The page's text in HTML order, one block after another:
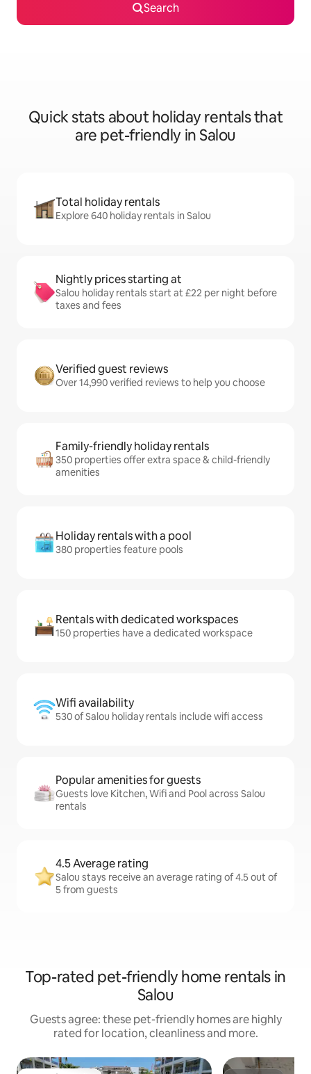
Search
Quick stats about holiday rentals that
are pet-friendly in Salou
Total holiday rentals
Explore 640 holiday rentals in Salou
Nightly prices starting at
Salou holiday rentals start at £22 per night before
taxes and fees
Verified guest reviews
Over 14,990 verified reviews to help you choose
Family-friendly holiday rentals
350 properties offer extra space & child-friendly
amenities
Holiday rentals with a pool
380 properties feature pools
Rentals with dedicated workspaces
150 properties have a dedicated workspace
Wifi availability
530 of Salou holiday rentals include wifi access
Popular amenities for guests
Guests love Kitchen, Wifi and Pool across Salou
rentals
4.5 Average rating
Salou stays receive an average rating of 4.5 out of
5 from guests
Top-rated pet-friendly home rentals in
Salou
Guests agree: these pet-friendly homes are highly
rated for location, cleanliness and more.